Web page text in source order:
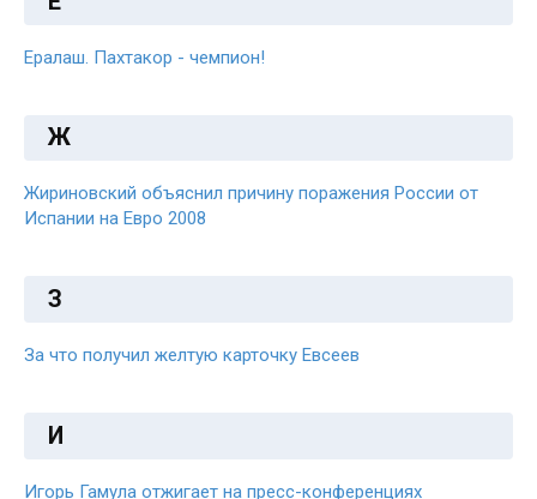
Ералаш. Пахтакор - чемпион!
Ж
Жириновский объяснил причину поражения России от
Испании на Евро 2008
З
За что получил желтую карточку Евсеев
И
Игорь Гамула отжигает на пресс-конференциях